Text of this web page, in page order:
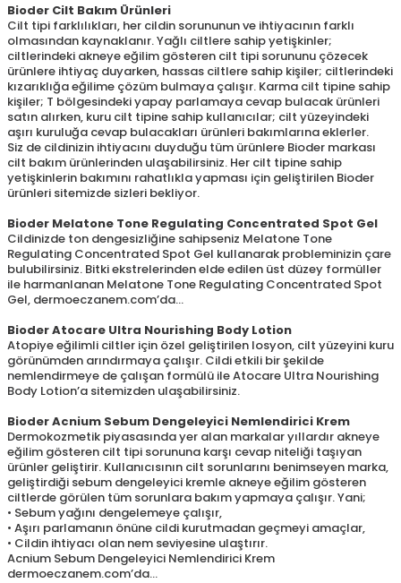
Bioder Cilt Bakım Ürünleri
Cilt tipi farklılıkları, her cildin sorununun ve ihtiyacının farklı
olmasından kaynaklanır. Yağlı ciltlere sahip yetişkinler;
ciltlerindeki akneye eğilim gösteren cilt tipi sorununu çözecek
ürünlere ihtiyaç duyarken, hassas ciltlere sahip kişiler; ciltlerindeki
kızarıklığa eğilime çözüm bulmaya çalışır. Karma cilt tipine sahip
kişiler; T bölgesindeki yapay parlamaya cevap bulacak ürünleri
satın alırken, kuru cilt tipine sahip kullanıcılar; cilt yüzeyindeki
aşırı kuruluğa cevap bulacakları ürünleri bakımlarına eklerler.
Siz de cildinizin ihtiyacını duyduğu tüm ürünlere Bioder markası
cilt bakım ürünlerinden ulaşabilirsiniz. Her cilt tipine sahip
yetişkinlerin bakımını rahatlıkla yapması için geliştirilen Bioder
ürünleri sitemizde sizleri bekliyor.
Bioder Melatone Tone Regulating Concentrated Spot Gel
Cildinizde ton dengesizliğine sahipseniz Melatone Tone
Regulating Concentrated Spot Gel kullanarak probleminizin çare
bulubilirsiniz. Bitki ekstrelerinden elde edilen üst düzey formüller
ile harmanlanan Melatone Tone Regulating Concentrated Spot
Gel, dermoeczanem.com’da…
Bioder Atocare Ultra Nourishing Body Lotion
Atopiye eğilimli ciltler için özel geliştirilen losyon, cilt yüzeyini kuru
görünümden arındırmaya çalışır. Cildi etkili bir şekilde
nemlendirmeye de çalışan formülü ile Atocare Ultra Nourishing
Body Lotion’a sitemizden ulaşabilirsiniz.
Bioder Acnium Sebum Dengeleyici Nemlendirici Krem
Dermokozmetik piyasasında yer alan markalar yıllardır akneye
eğilim gösteren cilt tipi sorununa karşı cevap niteliği taşıyan
ürünler geliştirir. Kullanıcısının cilt sorunlarını benimseyen marka,
geliştirdiği sebum dengeleyici kremle akneye eğilim gösteren
ciltlerde görülen tüm sorunlara bakım yapmaya çalışır. Yani;
• Sebum yağını dengelemeye çalışır,
• Aşırı parlamanın önüne cildi kurutmadan geçmeyi amaçlar,
• Cildin ihtiyacı olan nem seviyesine ulaştırır.
Acnium Sebum Dengeleyici Nemlendirici Krem
dermoeczanem.com’da…